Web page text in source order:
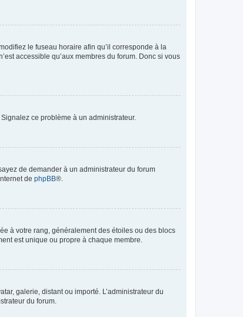
le fuseau horaire afin qu’il corresponde à la
accessible qu’aux membres du forum. Donc si vous
ce problème à un administrateur.
de demander à un administrateur du forum
de phpBB®.
à votre rang, généralement des étoiles ou des blocs
est unique ou propre à chaque membre.
galerie, distant ou importé. L’administrateur du
du forum.